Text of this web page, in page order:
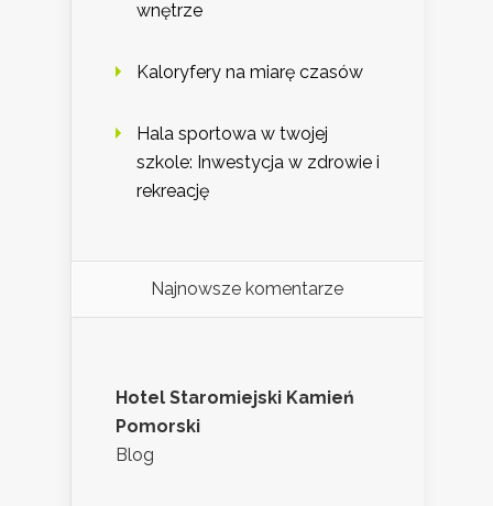
wnętrze
Kaloryfery na miarę czasów
Hala sportowa w twojej
szkole: Inwestycja w zdrowie i
rekreację
Najnowsze komentarze
Hotel Staromiejski Kamień
Pomorski
Blog